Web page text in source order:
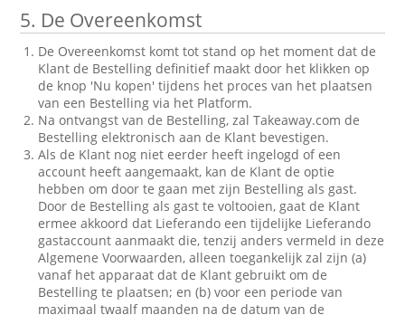
5. De Overeenkomst
De Overeenkomst komt tot stand op het moment dat de
Klant de Bestelling definitief maakt door het klikken op
de knop 'Nu kopen' tijdens het proces van het plaatsen
van een Bestelling via het Platform.
Na ontvangst van de Bestelling, zal Takeaway.com de
Bestelling elektronisch aan de Klant bevestigen.
Als de Klant nog niet eerder heeft ingelogd of een
account heeft aangemaakt, kan de Klant de optie
hebben om door te gaan met zijn Bestelling als gast.
Door de Bestelling als gast te voltooien, gaat de Klant
ermee akkoord dat Lieferando een tijdelijke Lieferando
gastaccount aanmaakt die, tenzij anders vermeld in deze
Algemene Voorwaarden, alleen toegankelijk zal zijn (a)
vanaf het apparaat dat de Klant gebruikt om de
Bestelling te plaatsen; en (b) voor een periode van
maximaal twaalf maanden na de datum van de